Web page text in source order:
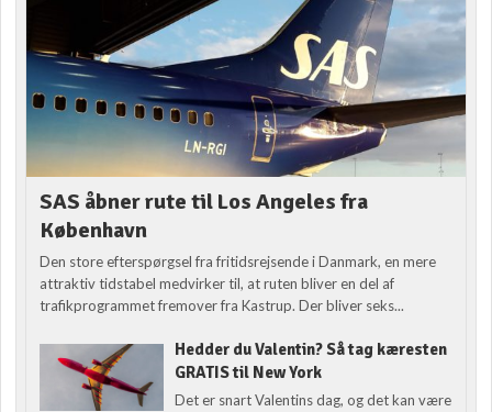
SAS åbner rute til Los Angeles fra
København
Den store efterspørgsel fra fritidsrejsende i Danmark, en mere
attraktiv tidstabel medvirker til, at ruten bliver en del af
trafikprogrammet fremover fra Kastrup. Der bliver seks...
Hedder du Valentin? Så tag kæresten
GRATIS til New York
Det er snart Valentins dag, og det kan være